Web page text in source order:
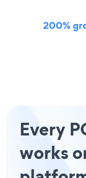
200%
Every
works